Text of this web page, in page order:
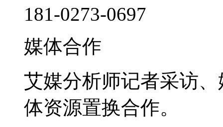
181-0273-0697
媒体合作
艾媒分析师记者采访
体资源置换合作。